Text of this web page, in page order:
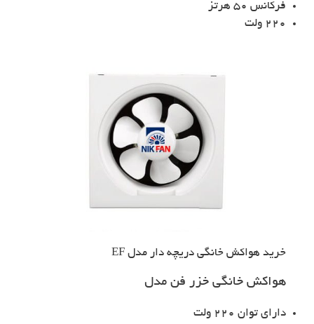
فرکانس 50 هرتز
220 ولت
خرید هواکش خانگی دریچه دار مدل EF
هواکش خانگی خزر فن مدل
دارای توان 220 ولت